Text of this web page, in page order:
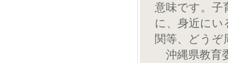
意味です。子
に、身近にい
関等、どう
沖縄県教育